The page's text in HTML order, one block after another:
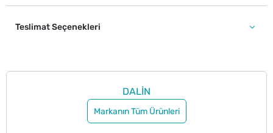
Teslimat Seçenekleri
DALİN
Markanın Tüm Ürünleri